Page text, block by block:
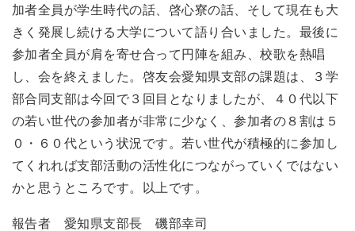
加者全員が学生時代の話、啓心寮の話、そして現在も大
きく発展し続ける大学について語り合いました。最後に
参加者全員が肩を寄せ合って円陣を組み、校歌を熱唱
し、会を終えました。啓友会愛知県支部の課題は、３学
部合同支部は今回で３回目となりましたが、４０代以下
の若い世代の参加者が非常に少なく、参加者の８割は５
０・６０代という状況です。若い世代が積極的に参加し
てくれれば支部活動の活性化につながっていくではない
かと思うところです。以上です。
報告者 愛知県支部長 磯部幸司